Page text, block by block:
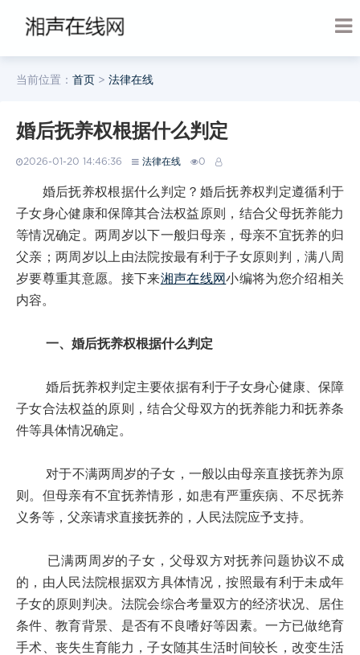
当前位置： 首页 > 法律在线
婚后抚养权根据什么判定
2026-01-20 14:46:36 法律在线 0
婚后抚养权根据什么判定？婚后抚养权判定遵循利于
子女身心健康和保障其合法权益原则，结合父母抚养能力
等情况确定。两周岁以下一般归母亲，母亲不宜抚养的归
父亲；两周岁以上由法院按最有利于子女原则判，满八周
岁要尊重其意愿。接下来湘声在线网小编将为您介绍相关
内容。
一、婚后抚养权根据什么判定
婚后抚养权判定主要依据有利于子女身心健康、保障
子女合法权益的原则，结合父母双方的抚养能力和抚养条
件等具体情况确定。
对于不满两周岁的子女，一般以由母亲直接抚养为原
则。但母亲有不宜抚养情形，如患有严重疾病、不尽抚养
义务等，父亲请求直接抚养的，人民法院应予支持。
已满两周岁的子女，父母双方对抚养问题协议不成
的，由人民法院根据双方具体情况，按照最有利于未成年
子女的原则判决。法院会综合考量双方的经济状况、居住
条件、教育背景、是否有不良嗜好等因素。一方已做绝育
手术、丧失生育能力，子女随其生活时间较长，改变生活